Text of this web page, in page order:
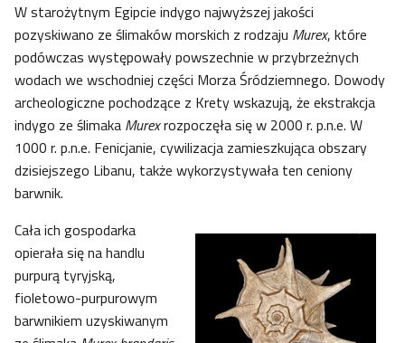
W starożytnym Egipcie indygo najwyższej jakości
pozyskiwano ze ślimaków morskich z rodzaju Murex, które
podówczas występowały powszechnie w przybrzeżnych
wodach we wschodniej części Morza Śródziemnego. Dowody
archeologiczne pochodzące z Krety wskazują, że ekstrakcja
indygo ze ślimaka Murexrozpoczęła się w 2000 r. p.n.e. W
1000 r. p.n.e. Fenicjanie, cywilizacja zamieszkująca obszary
dzisiejszego Libanu, także wykorzystywała ten ceniony
barwnik.
Cała ich gospodarka
opierała się na handlu
purpurą tyryjską,
fioletowo-purpurowym
barwnikiem uzyskiwanym